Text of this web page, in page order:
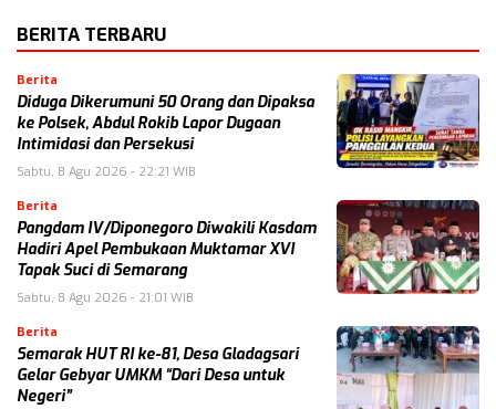
BERITA TERBARU
Berita
Diduga Dikerumuni 50 Orang dan Dipaksa
ke Polsek, Abdul Rokib Lapor Dugaan
Intimidasi dan Persekusi
Sabtu, 8 Agu 2026 - 22:21 WIB
Berita
Pangdam IV/Diponegoro Diwakili Kasdam
Hadiri Apel Pembukaan Muktamar XVI
Tapak Suci di Semarang
Sabtu, 8 Agu 2026 - 21:01 WIB
Berita
Semarak HUT RI ke-81, Desa Gladagsari
Gelar Gebyar UMKM “Dari Desa untuk
Negeri”